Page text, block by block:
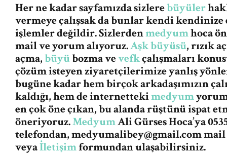
Her ne kadar sayfamızda sizlerebüyüler
vermeye çalışsak da bunlar kendi
işlemler değildir. Sizlerdenmedyumhoca
mail ve yorum alıyoruz.Aşk büyüsü, rızık
açma,büyübozma vevefkçalışmaları
çözüm isteyen ziyaretçilerimize yanlış
bugüne kadar hem birçok arkadaşımızın
kaldığı, hem de internettekimedyum
en çok öne çıkan, bu alanda rüştünü ispat
öneriyoruz.MedyumAli Gürses Hoca’ya
telefondan,medyumalibey@gmail.commail
veyaİletişimformundan ulaşabilirsiniz.